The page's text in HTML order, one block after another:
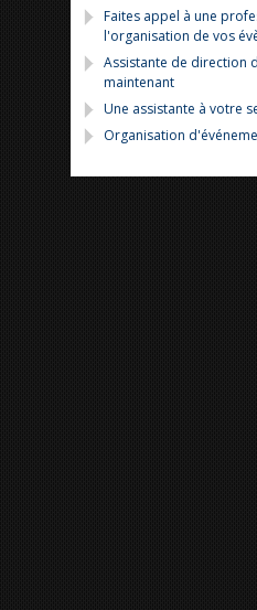
Faites appel à une
l'organisation de vos
Assistante de direction
maintenant
Une assistante à votre
Organisation